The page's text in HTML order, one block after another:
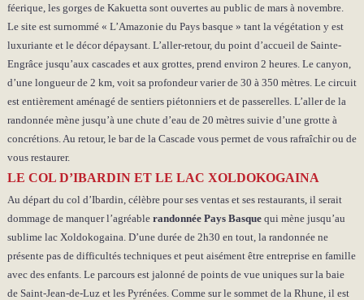
féerique, les gorges de Kakuetta sont ouvertes au public de mars à novembre.
Le site est surnommé « L’Amazonie du Pays basque » tant la végétation y est
luxuriante et le décor dépaysant. L’aller-retour, du point d’accueil de Sainte-
Engrâce jusqu’aux cascades et aux grottes, prend environ 2 heures. Le canyon,
d’une longueur de 2 km, voit sa profondeur varier de 30 à 350 mètres. Le circuit
est entièrement aménagé de sentiers piétonniers et de passerelles. L’aller de la
randonnée mène jusqu’à une chute d’eau de 20 mètres suivie d’une grotte à
concrétions. Au retour, le bar de la Cascade vous permet de vous rafraîchir ou de
vous restaurer.
LE COL D’IBARDIN ET LE LAC XOLDOKOGAINA
Au départ du col d’Ibardin, célèbre pour ses ventas et ses restaurants, il serait
dommage de manquer l’agréable randonnée Pays Basquequi mène jusqu’au
sublime lac Xoldokogaina. D’une durée de 2h30 en tout, la randonnée ne
présente pas de difficultés techniques et peut aisément être entreprise en famille
avec des enfants. Le parcours est jalonné de points de vue uniques sur la baie
de Saint-Jean-de-Luz et les Pyrénées. Comme sur le sommet de la Rhune, il est